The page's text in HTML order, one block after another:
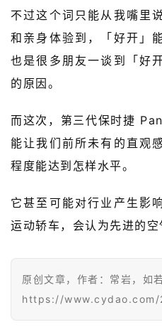
快
报
有
常
开
中
大
不过这个词只能从我嘴里
和亲身体验到，「好开」
也是很多朋友一谈到「好
的原因。
而这次，第三代保时捷
能让我们前所未有的直观
程度能达到怎样水平。
它甚至可能对行业产生影
运动轿车，会认为先进的空
原创文章，作者：常岩，如
https://www.cydao.com/